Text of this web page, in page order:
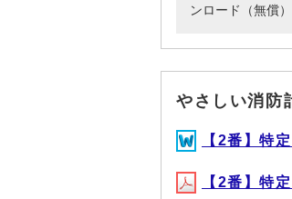
ンロード（無償
やさしい消防
【2番】特
【2番】特